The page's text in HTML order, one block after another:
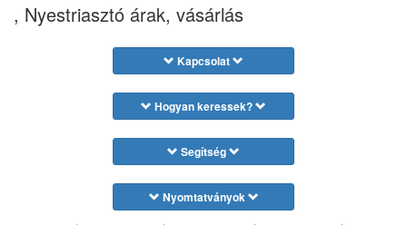
, Nyestriasztó árak, vásárlás
Kapcsolat
Hogyan keressek?
Segítség
Nyomtatványok